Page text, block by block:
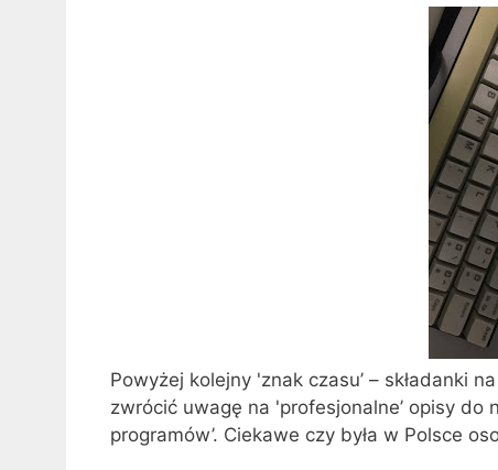
Powyżej kolejny 'znak czasu’ – składanki
zwrócić uwagę na 'profesjonalne’ opisy
programów’. Ciekawe czy była w Polsce